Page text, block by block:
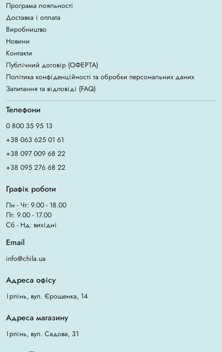
Програма лояльності
Доставка і оплата
Виробництво
Новини
Контакти
Публічний договір (ОФЕРТА)
Політика конфіденційності та обробки персональних даних
Запитання та відповіді (FAQ)
Телефони
0 800 35 95 13
+38 063 625 01 61
+38 097 009 68 22
+38 095 276 68 22
Графік роботи
Пн - Чт: 9.00 - 18.00
Пт: 9.00 - 17.00
Сб - Нд: вихідні
Email
info@chila.ua
Адреса офісу
Ірпінь, вул. Єрощенка, 14
Адреса магазину
Ірпінь, вул. Садова, 31